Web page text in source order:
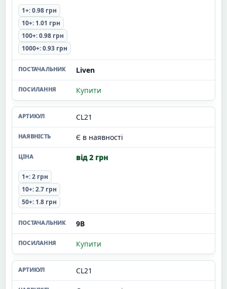
1+: 0.98 грн
10+: 1.01 грн
100+: 0.98 грн
1000+: 0.93 грн
Liven
Купити
CL21
Є в наявності
від 2 грн
1+: 2 грн
10+: 2.7 грн
50+: 1.8 грн
9В
Купити
CL21